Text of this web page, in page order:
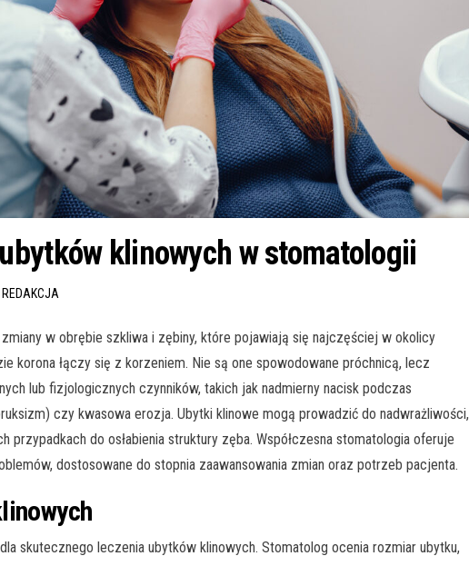
klinowych w stomatologii
REDAKCJA
w obrębie szkliwa i zębiny, które pojawiają się najczęściej w okolicy
korona łączy się z korzeniem. Nie są one spowodowane próchnicą, lecz
lub fizjologicznych czynników, takich jak nadmierny nacisk podczas
czy kwasowa erozja. Ubytki klinowe mogą prowadzić do nadwrażliwości,
przypadkach do osłabienia struktury zęba. Współczesna stomatologia oferuje
dostosowane do stopnia zaawansowania zmian oraz potrzeb pacjenta.
skutecznego leczenia ubytków klinowych. Stomatolog ocenia rozmiar ubytku,